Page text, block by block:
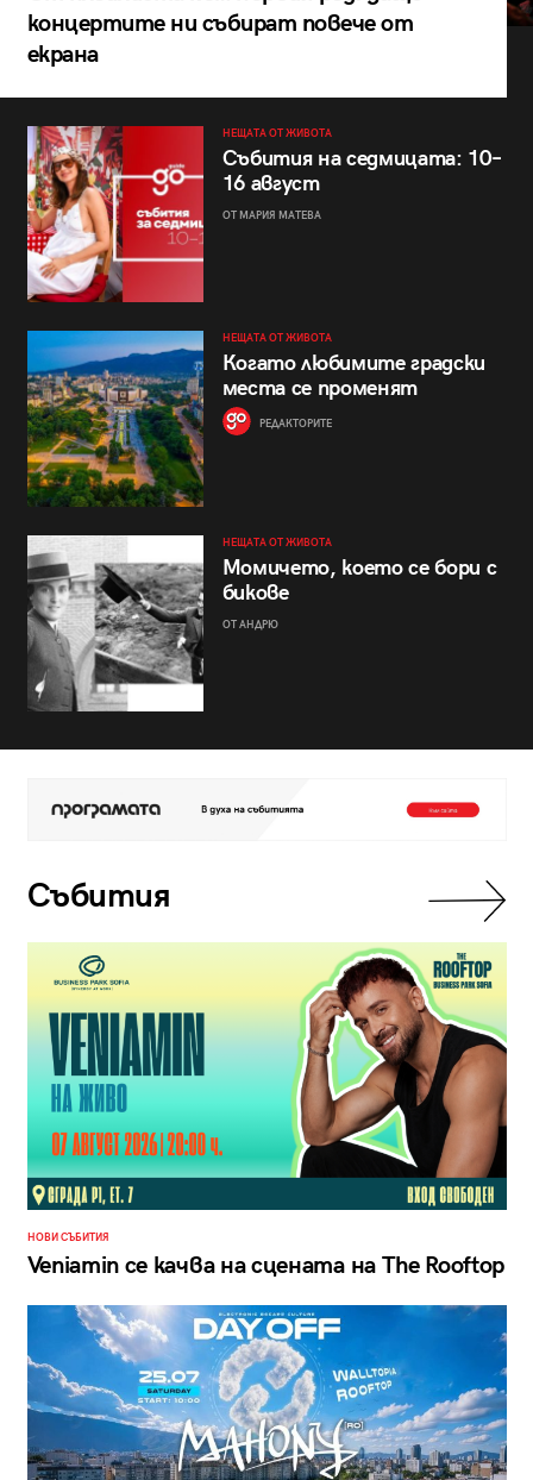
концертите ни събират повече от
екрана
НЕЩАТА ОТ ЖИВОТА
Събития на седмицата: 10–
16 август
ОТ МАРИЯ МАТЕВА
НЕЩАТА ОТ ЖИВОТА
Когато любимите градски
места се променят
РЕДАКТОРИТЕ
НЕЩАТА ОТ ЖИВОТА
Момичето, което се бори с
бикове
ОТ АНДРЮ
Събития
НОВИ СЪБИТИЯ
Veniamin се качва на сцената на The Rooftop